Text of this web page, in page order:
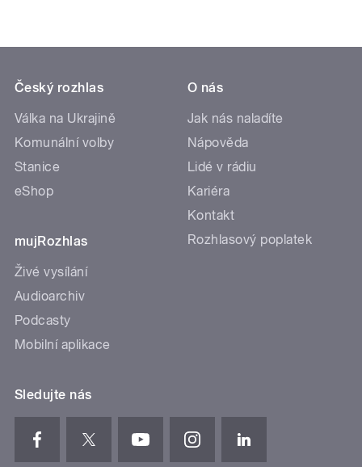
Český rozhlas
Válka na Ukrajině
Komunální volby
Stanice
eShop
mujRozhlas
Živé vysílání
Audioarchiv
Podcasty
Mobilní aplikace
O nás
Jak nás naladíte
Nápověda
Lidé v rádiu
Kariéra
Kontakt
Rozhlasový poplatek
Sledujte nás